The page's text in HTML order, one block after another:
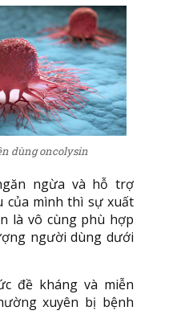
dùng oncolysin
ngừa và hỗ trợ
của mình thì sự xuất
là vô cùng phù hợp
người dùng dưới
đề kháng và miễn
xuyên bị bệnh